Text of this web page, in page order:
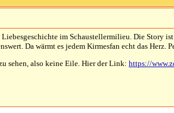
im Schaustellermilieu. Die Story
Da wärmt es jedem Kirmesfan echt das
sehen, also keine Eile. Hier der Link: https://